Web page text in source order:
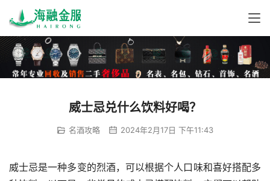
威士忌兑什么饮料好喝？
名酒攻略 2024年2月17日 下午11:43
威士忌是一种多变的烈酒，可以根据个人口味和喜好搭配多